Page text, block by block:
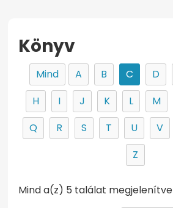
Könyv
Mind A B C D
H
I J K L M
Q
R S T U V
Z
Mind a(z) 5 találat megjelenítve